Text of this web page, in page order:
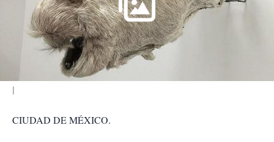
a
r
t
i
CIUDAD DE MÉXICO.